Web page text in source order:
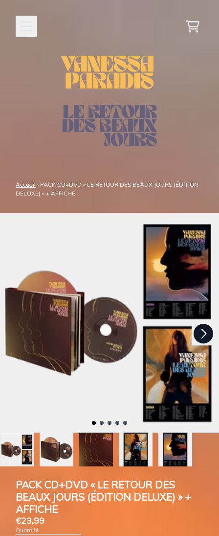
Panier
Accueil › PACK CD+DVD « LE RETOUR DES BEAUX JOURS (ÉDITION
DELUXE) » + AFFICHE
Précédent
Suivant
PACK CD+DVD « LE RETOUR DES
BEAUX JOURS (ÉDITION DELUXE) » +
AFFICHE
€23,99
Quantité